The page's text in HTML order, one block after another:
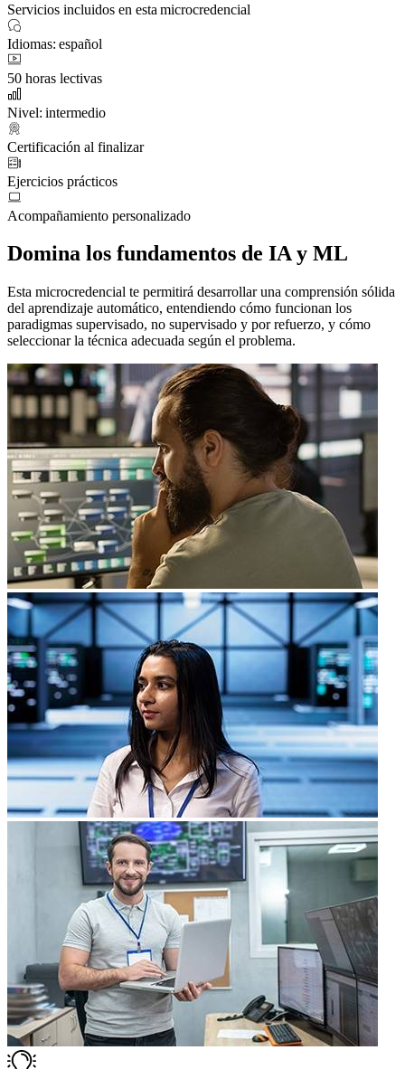
Servicios incluidos en esta microcredencial
Idiomas: español
50 horas lectivas
Nivel: intermedio
Certificación al finalizar
Ejercicios prácticos
Acompañamiento personalizado
Domina los fundamentos de IA y ML
Esta microcredencial te permitirá desarrollar una comprensión sólida
del aprendizaje automático, entendiendo cómo funcionan los
paradigmas supervisado, no supervisado y por refuerzo, y cómo
seleccionar la técnica adecuada según el problema.